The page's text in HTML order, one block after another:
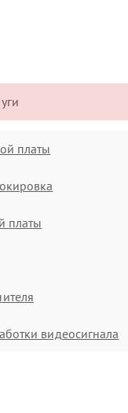
платы
платы
видеосигнала